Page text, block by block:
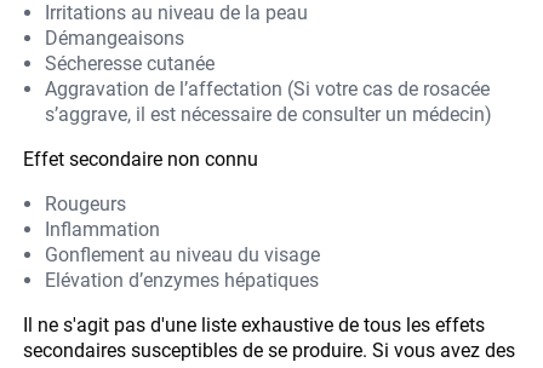
Irritations au niveau de la peau
Démangeaisons
Sécheresse cutanée
Aggravation de l’affectation (Si votre cas de rosacée
s’aggrave, il est nécessaire de consulter un médecin)
Effet secondaire non connu
Rougeurs
Inflammation
Gonflement au niveau du visage
Elévation d’enzymes hépatiques
Il ne s'agit pas d'une liste exhaustive de tous les effets
secondaires susceptibles de se produire. Si vous avez des